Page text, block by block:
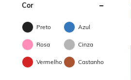
Cor
Preto Azul
Rosa Cinza
Vermelho Castanho